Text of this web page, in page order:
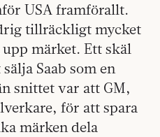
USA framför­allt.
tillräckligt mycket
märket. Ett skäl
Saab som en
snittet var att GM,
för att spara
märken dela